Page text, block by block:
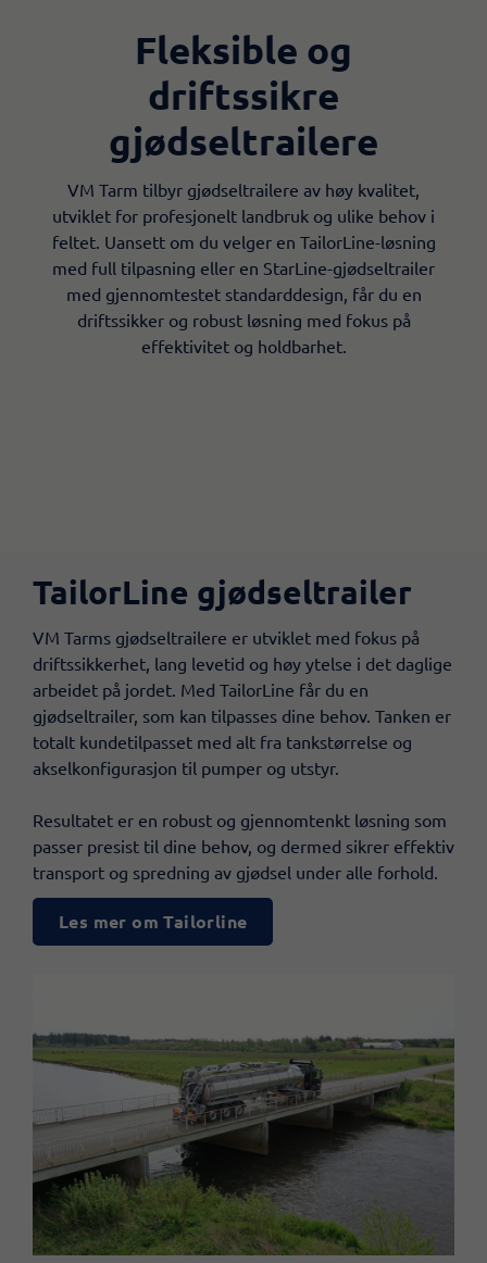
Fleksible og
driftssikre
gjødseltrailere​
VM Tarm tilbyr gjødseltrailere av høy kvalitet,
utviklet for profesjonelt landbruk og ulike behov i
feltet. Uansett om du velger en TailorLine-løsning
med full tilpasning eller en StarLine-gjødseltrailer
med gjennomtestet standarddesign, får du en
driftssikker og robust løsning med fokus på
effektivitet og holdbarhet.​
TailorLine gjødseltrailer
VM Tarms gjødseltrailere er utviklet med fokus på
driftssikkerhet, lang levetid og høy ytelse i det daglige
arbeidet på jordet. Med TailorLine får du en
gjødseltrailer, som kan tilpasses dine behov. Tanken er
totalt kundetilpasset med alt fra tankstørrelse og
akselkonfigurasjon til pumper og utstyr.
​Resultatet er en robust og gjennomtenkt løsning som
passer presist til dine behov, og dermed sikrer effektiv
transport og spredning av gjødsel under alle forhold.
Les mer om Tailorline